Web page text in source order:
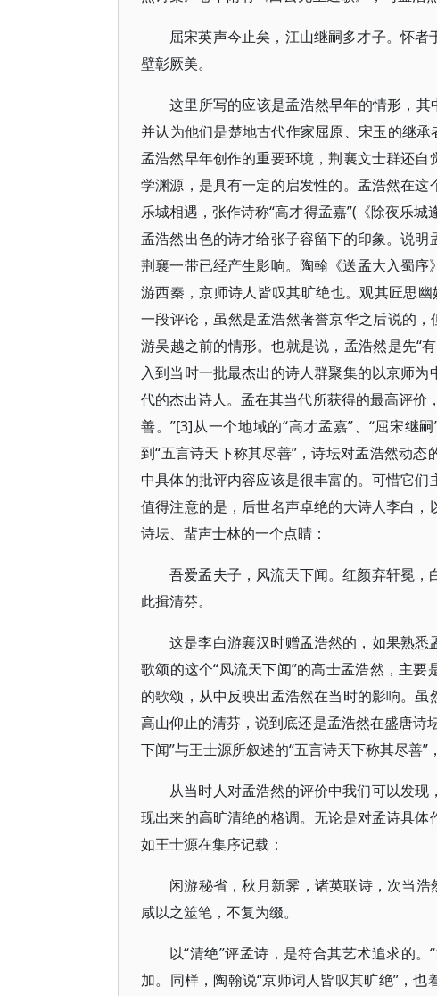
屈宋英声今止矣，江山继嗣多才子。怀
壁彰厥美。
这里所写的应该是孟浩然早年的情形，其
并认为他们是楚地古代作家屈原、宋玉的继
孟浩然早年创作的重要环境，荆襄文士群还
学渊源，是具有一定的启发性的。孟浩然在
乐城相遇，张作诗称“高才得孟嘉”(《除夜乐
孟浩然出色的诗才给张子容留下的印象。说
荆襄一带已经产生影响。陶翰《送孟大入蜀
游西秦，京师诗人皆叹其旷绝也。观其匠思
一段评论，虽然是孟浩然著誉京华之后说的
游吴越之前的情形。也就是说，孟浩然是先“
入到当时一批最杰出的诗人群聚集的以京师
代的杰出诗人。孟在其当代所获得的最高评价
善。”[3]从一个地域的“高才孟嘉”、“屈宋继
到“五言诗天下称其尽善”，诗坛对孟浩然动
中具体的批评内容应该是很丰富的。可惜它
值得注意的是，后世名声卓绝的大诗人李白
诗坛、蜚声士林的一个点睛：
吾爱孟夫子，风流天下闻。红颜弃轩冕
此揖清芬。
这是李白游襄汉时赠孟浩然的，如果熟
歌颂的这个“风流天下闻”的高士孟浩然，主
的歌颂，从中反映出孟浩然在当时的影响。虽
高山仰止的清芬，说到底还是孟浩然在盛唐诗
下闻”与王士源所叙述的“五言诗天下称其尽善”
从当时人对孟浩然的评价中我们可以发
现出来的高旷清绝的格调。无论是对孟诗具体
如王士源在集序记载：
闲游秘省，秋月新霁，诸英联诗，次当浩
咸以之筮笔，不复为缀。
以“清绝”评孟诗，是符合其艺术追求的
加。同样，陶翰说“京师词人皆叹其旷绝”，